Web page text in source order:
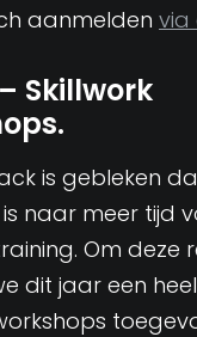
aanmelden via
Skillwork
is gebleken
naar meer tijd
Om deze
dit jaar een